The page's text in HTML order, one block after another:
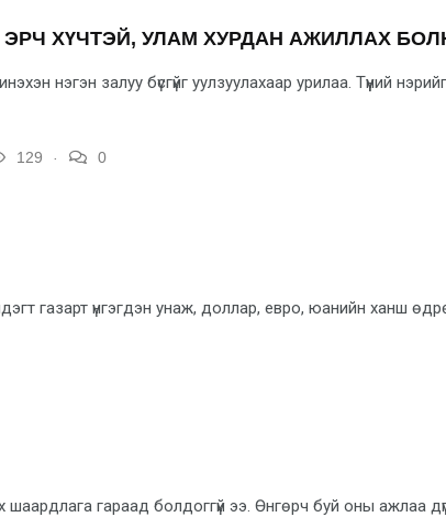
ЭРЧ ХҮЧТЭЙ, УЛАМ ХУРДАН АЖИЛЛАХ
нэгэн залуу бүсгүйг уулзуулахаар урилаа. Түүний нэрийг
129 0
газарт үнгэгдэн унаж, доллар, евро, юанийн ханш
гараад болдоггүй ээ. Өнгөрч буй оны аж­лаа